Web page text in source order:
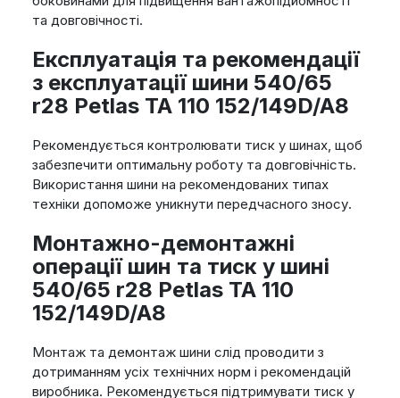
та довговічності.
Експлуатація та рекомендації
з експлуатації шини 540/65
r28 Petlas TA 110 152/149D/A8
Рекомендується контролювати тиск у шинах, щоб
забезпечити оптимальну роботу та довговічність.
Використання шини на рекомендованих типах
техніки допоможе уникнути передчасного зносу.
Монтажно-демонтажні
операції шин та тиск у шині
540/65 r28 Petlas TA 110
152/149D/A8
Монтаж та демонтаж шини слід проводити з
дотриманням усіх технічних норм і рекомендацій
виробника. Рекомендується підтримувати тиск у